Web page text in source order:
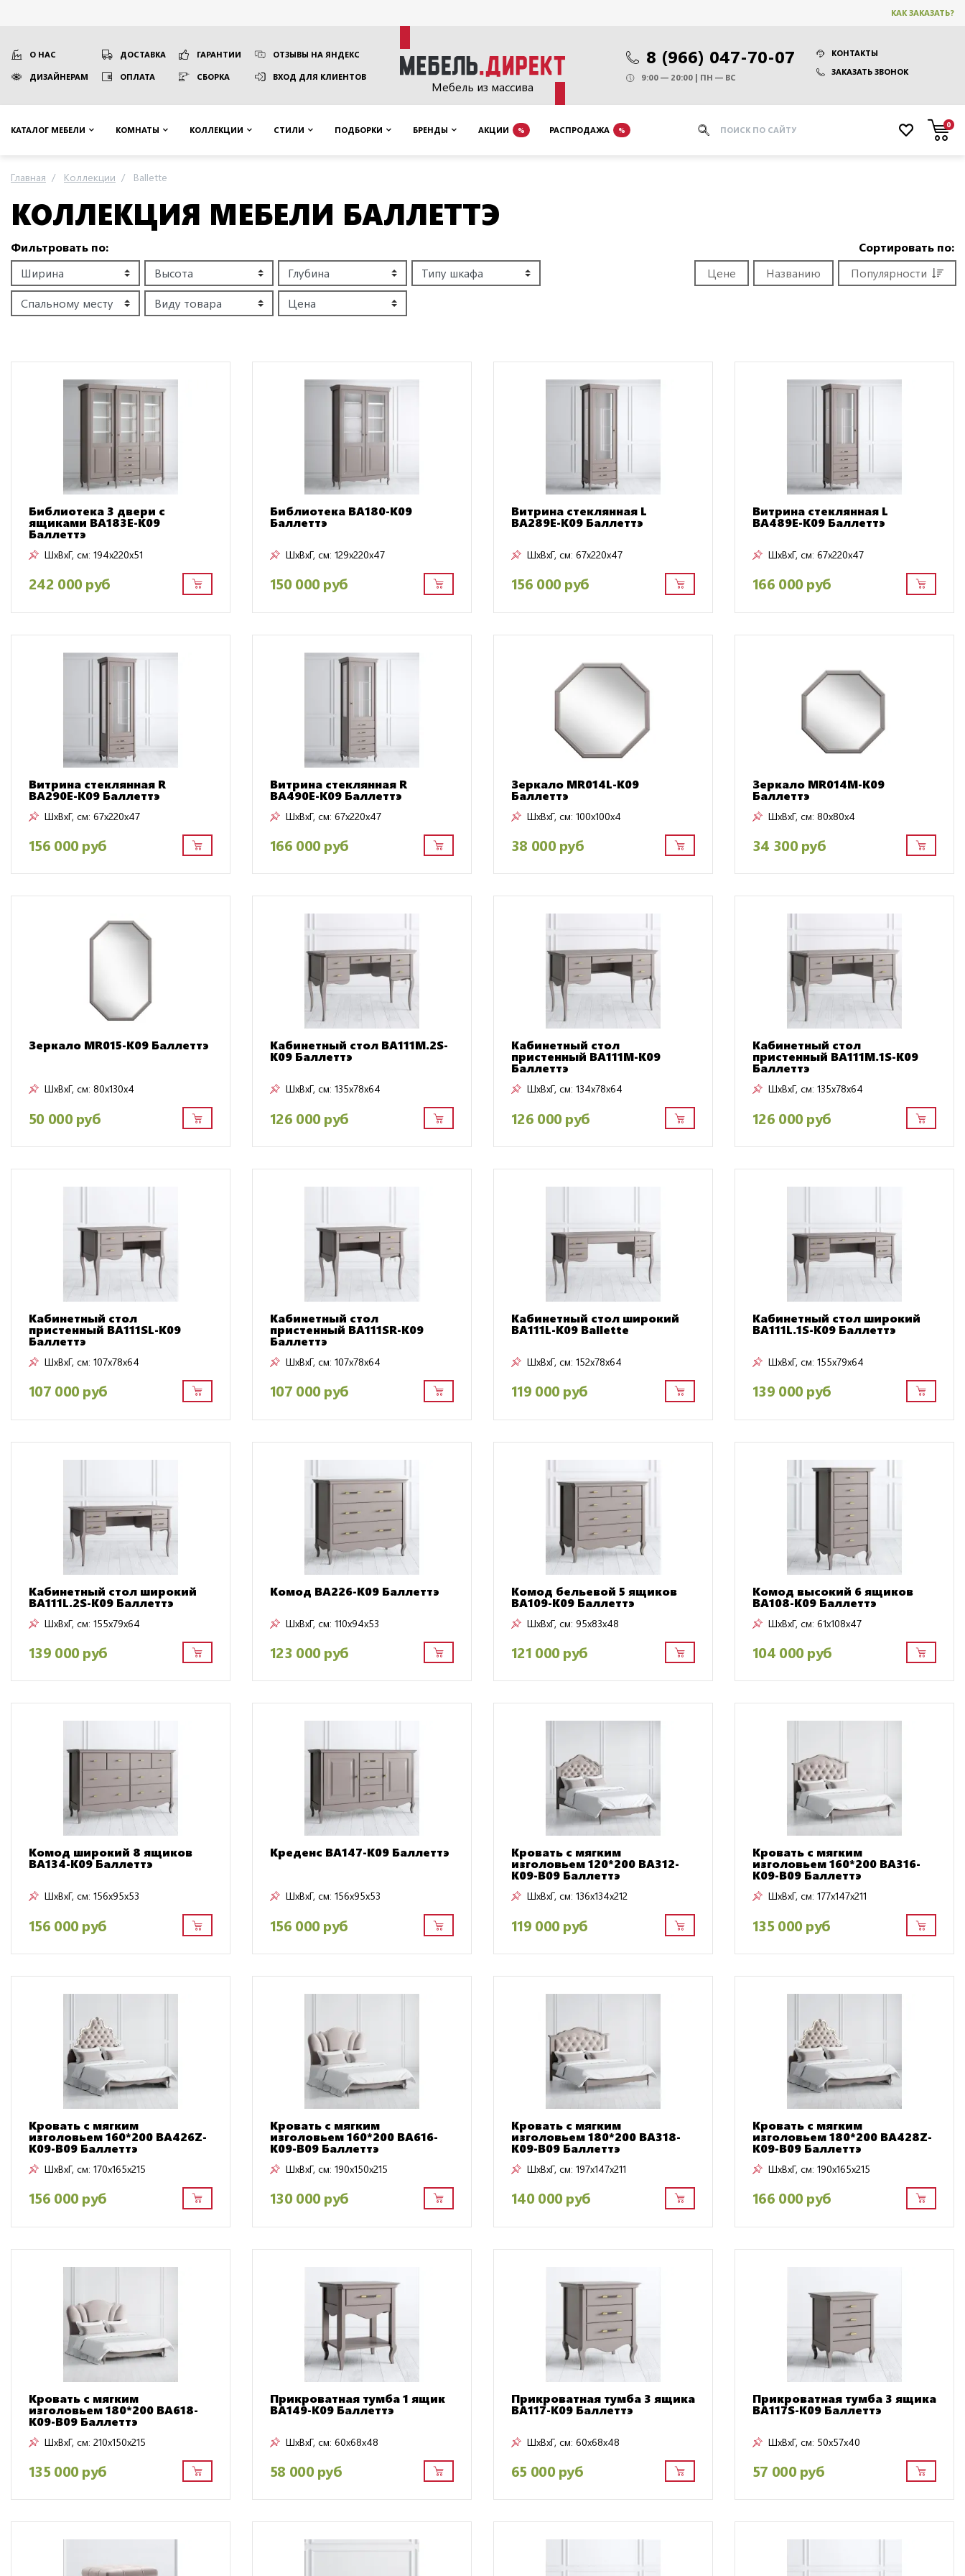
КАК ЗАКАЗАТЬ?
Мебель из массива
О НАС ДОСТАВКА ГАРАНТИИ ОТЗЫВЫ НА ЯНДЕКС
ДИЗАЙНЕРАМ ОПЛАТА СБОРКА ВХОД ДЛЯ КЛИЕНТОВ
8 (966) 047-70-07
КОНТАКТЫ
ЗАКАЗАТЬ ЗВОНОК
9:00 — 20:00 | ПН — ВС
КАТАЛОГ МЕБЕЛИ КОМНАТЫ КОЛЛЕКЦИИ СТИЛИ ПОДБОРКИ БРЕНДЫ АКЦИИ % РАСПРОДАЖА %
0
Главная Коллекции Ballette
КОЛЛЕКЦИЯ МЕБЕЛИ БАЛЛЕТТЭ
Сортировать по:
Цене
Названию Популярности
Фильтровать по:
Библиотека 3 двери с
ящиками BA183E-K09
Баллеттэ
ШxВxГ, см: 194x220x51
242 000 руб
Библиотека BA180-K09
Баллеттэ
ШxВxГ, см: 129x220x47
150 000 руб
Витрина стеклянная L
BA289E-K09 Баллеттэ
ШxВxГ, см: 67x220x47
156 000 руб
Витрина стеклянная L
BA489E-K09 Баллеттэ
ШxВxГ, см: 67x220x47
166 000 руб
Витрина стеклянная R
BA290E-K09 Баллеттэ
ШxВxГ, см: 67x220x47
156 000 руб
Витрина стеклянная R
BA490E-K09 Баллеттэ
ШxВxГ, см: 67x220x47
166 000 руб
Зеркало MR014L-K09
Баллеттэ
ШxВxГ, см: 100x100x4
38 000 руб
Зеркало MR014M-K09
Баллеттэ
ШxВxГ, см: 80x80x4
34 300 руб
Зеркало MR015-K09 Баллеттэ
ШxВxГ, см: 80x130x4
50 000 руб
Кабинетный стол BA111M.2S-
K09 Баллеттэ
ШxВxГ, см: 135x78x64
126 000 руб
Кабинетный стол
пристенный BA111M-K09
Баллеттэ
ШxВxГ, см: 134x78x64
126 000 руб
Кабинетный стол
пристенный BA111M.1S-K09
Баллеттэ
ШxВxГ, см: 135x78x64
126 000 руб
Кабинетный стол
пристенный BA111SL-K09
Баллеттэ
ШxВxГ, см: 107x78x64
107 000 руб
Кабинетный стол
пристенный BA111SR-K09
Баллеттэ
ШxВxГ, см: 107x78x64
107 000 руб
Кабинетный стол широкий
BA111L-K09 Ballette
ШxВxГ, см: 152x78x64
119 000 руб
Кабинетный стол широкий
BA111L.1S-K09 Баллеттэ
ШxВxГ, см: 155x79x64
139 000 руб
Кабинетный стол широкий
BA111L.2S-K09 Баллеттэ
ШxВxГ, см: 155x79x64
139 000 руб
Комод BA226-K09 Баллеттэ
ШxВxГ, см: 110x94x53
123 000 руб
Комод бельевой 5 ящиков
BA109-K09 Баллеттэ
ШxВxГ, см: 95x83x48
121 000 руб
Комод высокий 6 ящиков
BA108-K09 Баллеттэ
ШxВxГ, см: 61x108x47
104 000 руб
Комод широкий 8 ящиков
BA134-K09 Баллеттэ
ШxВxГ, см: 156x95x53
156 000 руб
Креденс BA147-K09 Баллеттэ
ШxВxГ, см: 156x95x53
156 000 руб
Кровать с мягким
изголовьем 120*200 BA312-
K09-B09 Баллеттэ
ШxВxГ, см: 136x134x212
119 000 руб
Кровать с мягким
изголовьем 160*200 BA316-
K09-B09 Баллеттэ
ШxВxГ, см: 177x147x211
135 000 руб
Кровать с мягким
изголовьем 160*200 BA426Z-
K09-B09 Баллеттэ
ШxВxГ, см: 170x165x215
156 000 руб
Кровать с мягким
изголовьем 160*200 BA616-
K09-B09 Баллеттэ
ШxВxГ, см: 190x150x215
130 000 руб
Кровать с мягким
изголовьем 180*200 BA318-
K09-B09 Баллеттэ
ШxВxГ, см: 197x147x211
140 000 руб
Кровать с мягким
изголовьем 180*200 BA428Z-
K09-B09 Баллеттэ
ШxВxГ, см: 190x165x215
166 000 руб
Кровать с мягким
изголовьем 180*200 BA618-
K09-B09 Баллеттэ
ШxВxГ, см: 210x150x215
135 000 руб
Прикроватная тумба 1 ящик
BA149-K09 Баллеттэ
ШxВxГ, см: 60x68x48
58 000 руб
Прикроватная тумба 3 ящика
BA117-K09 Баллеттэ
ШxВxГ, см: 60x68x48
65 000 руб
Прикроватная тумба 3 ящика
BA117S-K09 Баллеттэ
ШxВxГ, см: 50x57x40
57 000 руб